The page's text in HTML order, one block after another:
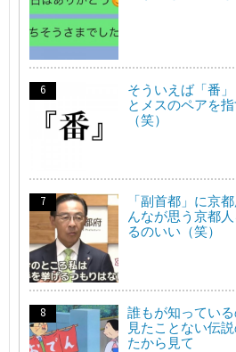
そういえば「番
とメスのペアを
（笑）
「副首都」に京
んなが思う京都
るのいい（笑）
誰もが知ってい
見たことない伝
たから見て